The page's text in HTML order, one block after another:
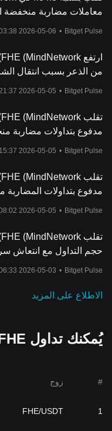
معاملات مضاربة منخفضة
Bitget Pulse
•
2026-05-06 03:38
Bitget Pulse
•
2026-05-05 21:37
مدفوع بتداولات مضاربة
Bitget Pulse
•
2026-05-05 15:37
مدفوع بتداولات المضاربة
Bitget Pulse
•
2026-05-05 08:02
حجم التداول مع انتعاش
Bitget Pulse
•
2026-05-03 06:33
الاطلاع على المزيد
يُمكنك تداول FHE على Bitget
# زوج
1
FHE/USDT